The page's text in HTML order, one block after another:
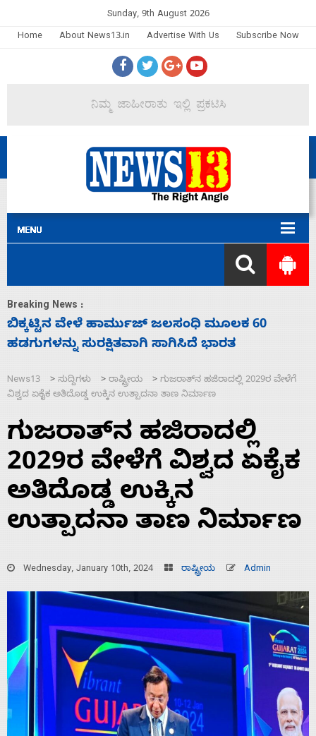
Sunday, 9th August 2026
Home
About News13.in Advertise With Us Subscribe Now
Breaking News :
ನಾಗೇಂದ್ರ ರಾಜೀನಾಮೆ ಕೊಡದಿದ್ದರೆ ಸದನ ನಡೆಸಲು
ಬಿಡೆವು: ಛಲವಾದಿ ನಾರಾಯಣಸ್ವಾಮಿ
News13 > ಸುದ್ದಿಗಳು > ರಾಷ್ಟ್ರೀಯ > ಗುಜರಾತ್‌ನ ಹಜಿರಾದಲ್ಲಿ 2029ರ ವೇಳೆಗೆ
ವಿಶ್ವದ ಏಕೈಕ ಅತಿದೊಡ್ಡ ಉಕ್ಕಿನ ಉತ್ಪಾದನಾ ತಾಣ ನಿರ್ಮಾಣ
ಗುಜರಾತ್‌ನ ಹಜಿರಾದಲ್ಲಿ
2029ರ ವೇಳೆಗೆ ವಿಶ್ವದ ಏಕೈಕ
ಅತಿದೊಡ್ಡ ಉಕ್ಕಿನ
ಉತ್ಪಾದನಾ ತಾಣ ನಿರ್ಮಾಣ
Wednesday, January 10th, 2024 ರಾಷ್ಟ್ರೀಯ Admin